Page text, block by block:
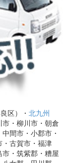
区）・ 北九州
市・柳川市・朝倉
間市・小郡市・
古賀市・福津
・筑紫郡・糟屋